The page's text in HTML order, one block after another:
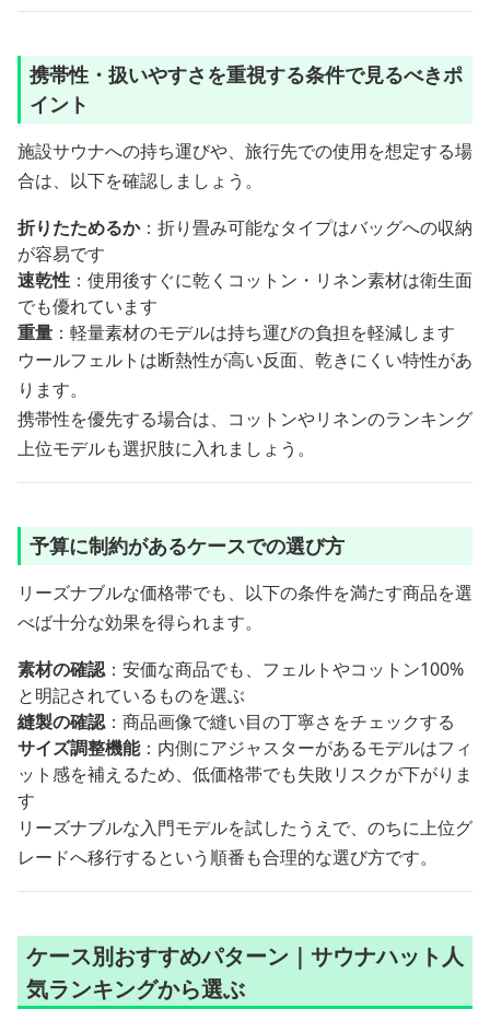
携帯性・扱いやすさを重視する条件で見るべきポ
イント
施設サウナへの持ち運びや、旅行先での使用を想定する場
合は、以下を確認しましょう。
折りたためるか：折り畳み可能なタイプはバッグへの収納
が容易です
速乾性 ：使用後すぐに乾くコットン・リネン素材は衛生面
でも優れています
重量 ：軽量素材のモデルは持ち運びの負担を軽減します
ウールフェルトは断熱性が高い反面、乾きにくい特性があ
ります。
携帯性を優先する場合は、コットンやリネンのランキング
上位モデルも選択肢に入れましょう。
予算に制約があるケースでの選び方
リーズナブルな価格帯でも、以下の条件を満たす商品を選
べば十分な効果を得られます。
素材の確認：安価な商品でも、フェルトやコットン100%
と明記されているものを選ぶ
縫製の確認：商品画像で縫い目の丁寧さをチェックする
サイズ調整機能：内側にアジャスターがあるモデルはフィ
ット感を補えるため、低価格帯でも失敗リスクが下がりま
す
リーズナブルな入門モデルを試したうえで、のちに上位グ
レードへ移行するという順番も合理的な選び方です。
ケース別おすすめパターン｜サウナハット人
気ランキングから選ぶ